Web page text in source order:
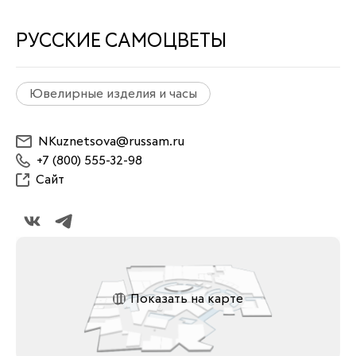
РУССКИЕ САМОЦВЕТЫ
Ювелирные изделия и часы
NKuznetsova@russam.ru
+7 (800) 555-32-98
Сайт
Показать на карте